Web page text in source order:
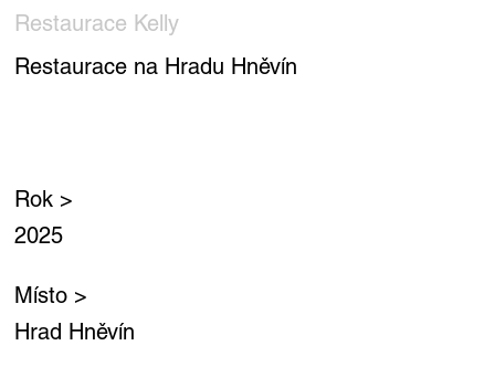
Restaurace Kelly
Restaurace na Hradu Hněvín
Rok >
2025
Místo >
Hrad Hněvín